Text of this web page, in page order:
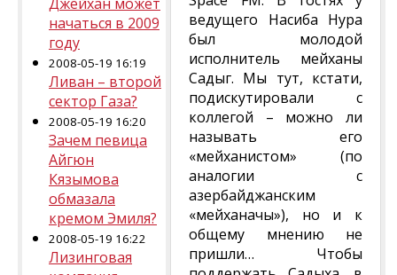
начаться в 2009
году
2008-05-19 16:19
Ливан – второй
сектор Газа?
2008-05-19 16:20
Зачем певица
Айгюн
Кязымова
обмазала
кремом Эмиля?
2008-05-19 16:22
Лизинговая
ведущего Насиба Нура
был молодой
исполнитель мейханы
Садыг. Мы тут, кстати,
подискутировали с
коллегой – можно ли
называть его
«мейханистом» (по
аналогии с
азербайджанским
«мейханачы»), но и к
общему мнению не
пришли… Чтобы